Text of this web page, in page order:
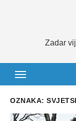
Zadar
OZNAKA: